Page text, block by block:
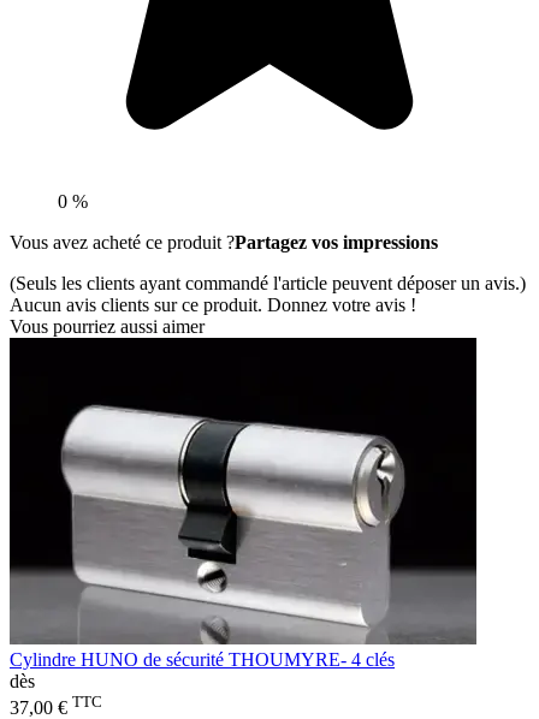
0 %
Vous avez acheté ce produit ?Partagez vos impressions
(Seuls les clients ayant commandé l'article peuvent déposer un avis.)
Aucun avis clients sur ce produit. Donnez votre avis !
Vous pourriez aussi aimer
Cylindre HUNO de sécurité THOUMYRE- 4 clés
dès
37,00 € TTC